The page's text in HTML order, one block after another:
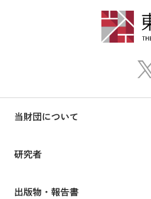
当財団について
研究者
出版物・報告書